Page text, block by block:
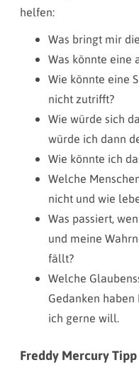
helfen:
Was bringt mir
Was könnte eine
Wie könnte eine
nicht zutrifft?
Wie würde sich
würde ich dann
Wie könnte ich
Welche
nicht und wie
Was passiert,
und meine
fällt?
Welche
Gedanken haben
ich gerne will.
Freddy Mercury